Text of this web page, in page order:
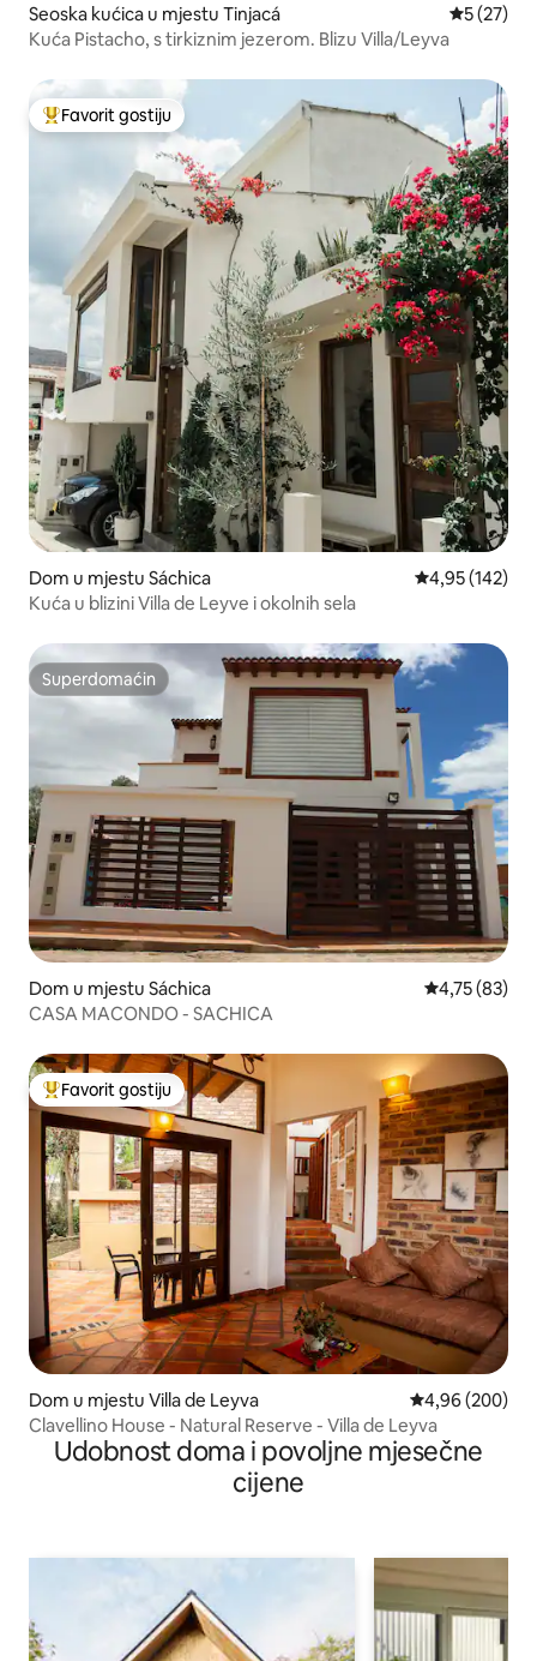
Seoska kućica u mjestu Tinjacá Prosječna
5 (27)
Kuća Pistacho, s tirkiznim jezerom. Blizu Villa/Leyva
Glavni favorit gostiju
Favorit gostiju
Dom u mjestu Sáchica Prosječna
4,95 (142)
Kuća u blizini Villa de Leyve i okolnih sela
Superdomaćin
Superdomaćin
Dom u mjestu Sáchica Prosječna
4,75 (83)
CASA MACONDO - SACHICA
Glavni favorit gostiju
Favorit gostiju
Dom u mjestu Villa de Leyva Prosječna
4,96 (200)
Clavellino House - Natural Reserve - Villa de Leyva
Udobnost doma i povoljne mjesečne
cijene